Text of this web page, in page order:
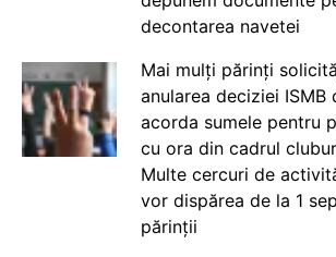
decontarea navetei
Mai mulți părinți
anularea deciziei ISMB
acorda sumele pentru
cu ora din cadrul
Multe cercuri de
vor dispărea de la 1
părinții